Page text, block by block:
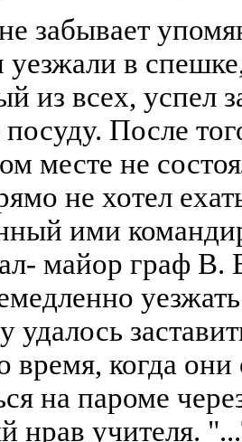
забывает
в
из всех, успел
После
месте не
не хотел
ими
майор граф
удалось
время, когда
на пароме
нрав учителя.